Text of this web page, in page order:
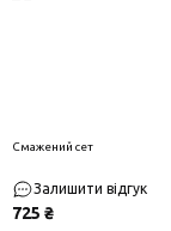
Смажений сет
Залишити відгук
725 ₴